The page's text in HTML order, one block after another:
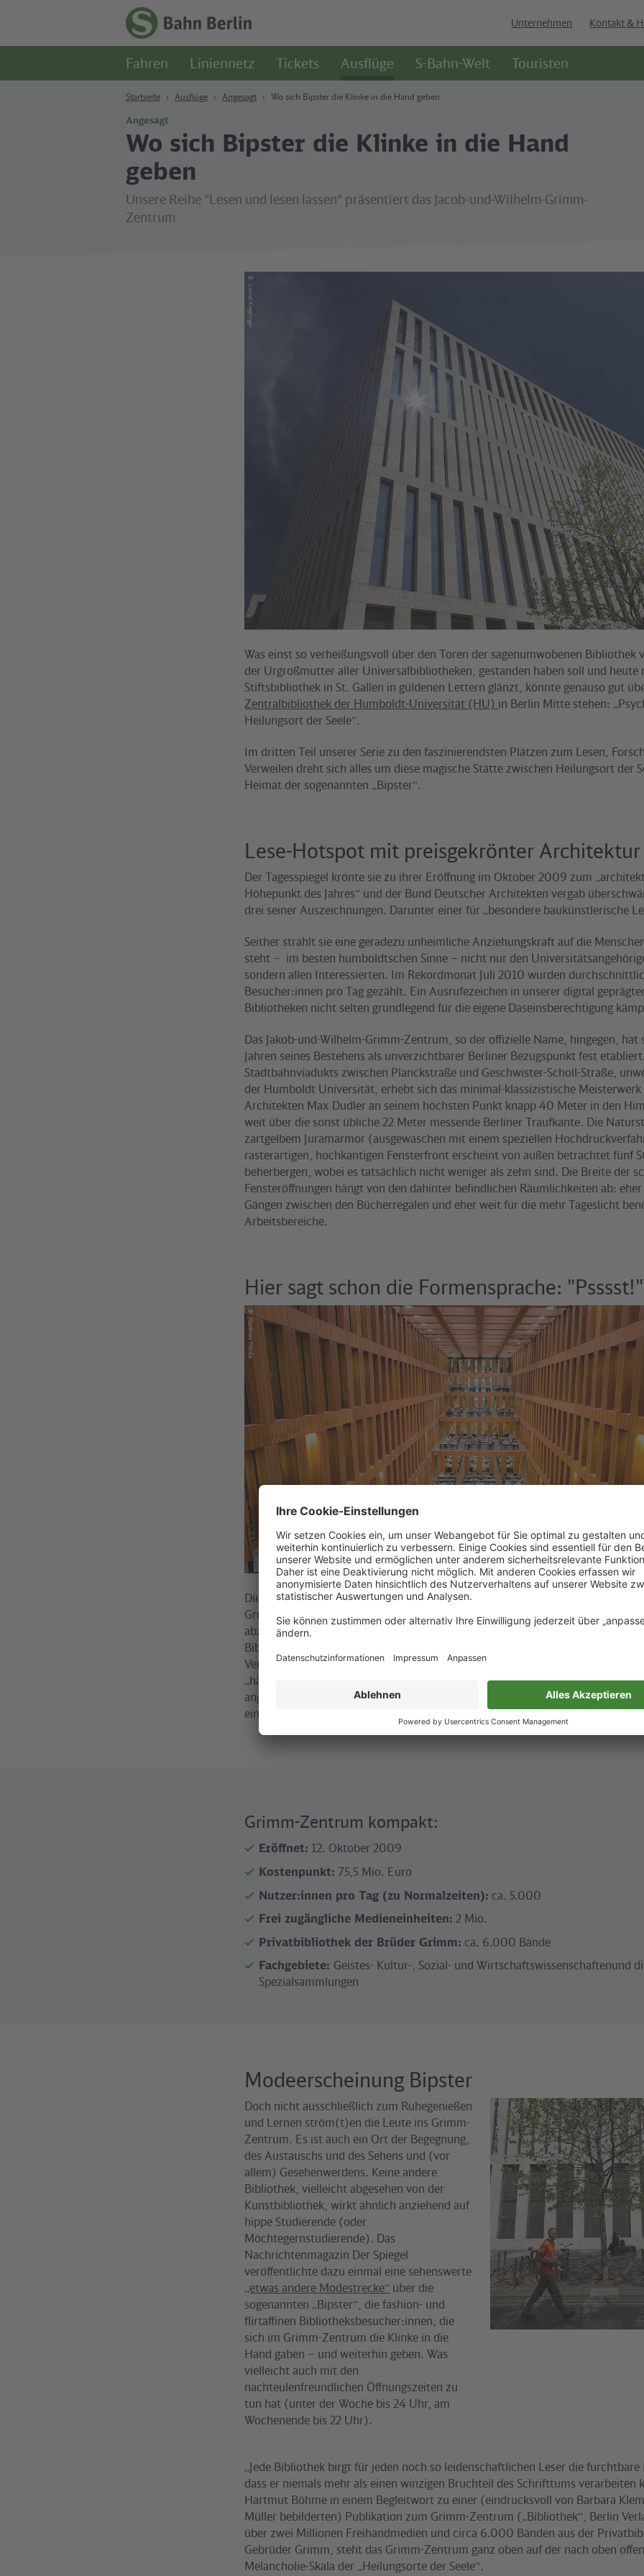
Zur
Startseite
-
S-
Bahn
Unternehmen Kontakt &
Fahren Liniennetz Tickets Ausflüge S-Bahn-Welt Touristen
Startseite Ausflüge Angesagt Wo sich Bipster die Klinke in die Hand geben
Angesagt
Wo sich Bipster die Klinke in die Hand
geben
Unsere Reihe "Lesen und lesen lassen" präsentiert das Jacob-und-Wilhelm-Grimm-
Zentrum
©
Lionel Kreglinger
Was einst so verheißungsvoll über den Toren der sagenumwobenen Bibliothek
der Urgroßmutter aller Universalbibliotheken, gestanden haben soll und heute
Stiftsbibliothek in St. Gallen in güldenen Lettern glänzt, könnte genauso gut
Zentralbibliothek der Humboldt-Universität (HU) in Berlin Mitte stehen:
Heilungsort der Seele“.
Im dritten Teil unserer Serie zu den faszinierendsten Plätzen zum Lesen,
Verweilen dreht sich alles um diese magische Stätte zwischen Heilungsort der
Heimat der sogenannten „Bipster“.
Lese-Hotspot mit preisgekrönter Architektur
Der Tagesspiegel krönte sie zu ihrer Eröffnung im Oktober 2009 zum
Höhepunkt des Jahres“ und der Bund Deutscher Architekten vergab
drei seiner Auszeichnungen. Darunter einer für „besondere baukünstlerische
Seither strahlt sie eine geradezu unheimliche Anziehungskraft auf die
steht – im besten humboldtschen Sinne – nicht nur den
sondern allen Interessierten. Im Rekordmonat Juli 2010 wurden
Besucher:innen pro Tag gezählt. Ein Ausrufezeichen in unserer digital
Bibliotheken nicht selten grundlegend für die eigene Daseinsberechtigung
Das Jakob-und-Wilhelm-Grimm-Zentrum, so der offizielle Name, hingegen, hat
Jahren seines Bestehens als unverzichtbarer Berliner Bezugspunkt fest
Stadtbahnviadukts zwischen Planckstraße und Geschwister-Scholl-Straße,
der Humboldt Universität, erhebt sich das minimal-klassizistische Meisterwerk
Architekten Max Dudler an seinem höchsten Punkt knapp 40 Meter in den
weit über die sonst übliche 22 Meter messende Berliner Traufkante. Die
zartgelbem Juramarmor (ausgewaschen mit einem speziellen
rasterartigen, hochkantigen Fensterfront erscheint von außen betrachtet fünf
beherbergen, wobei es tatsächlich nicht weniger als zehn sind. Die Breite der
Fensteröffnungen hängt von den dahinter befindlichen Räumlichkeiten ab:
Gängen zwischen den Bücherregalen und eher weit für die mehr Tageslicht
Arbeitsbereiche.
Hier sagt schon die Formensprache: "Psssst!"
©
Matthias Heyde
Die klare geometrische Formensprache setzt sich im Inneren fort und die
Grundidee hinter dem Gebäude, die Versöhnung der Gegensätze, ist wohl am
abzulesen am Hauptlesesaal. Er erinnert nicht von ungefähr an die großen
Bibliothekssäle des 19. Jahrhunderts oder an die Pariser Nationalbibliothek
Vergangenheit so in unsere moderne Zeit. Zugleich zentral und dezentral
„hängenden Gärten“ des großen Lesesaals, um den die Arbeitsplätze
angeordnet sind, das Herzstück der Bibliothek. Alles an diesem Bauwerk strahlt
einem laut Max Dudler wesentlichen Merkmal der Architektur von
Grimm-Zentrum kompakt:
Eröffnet: 12. Oktober 2009
Kostenpunkt: 75,5 Mio. Euro
Nutzer:innen pro Tag (zu Normalzeiten): ca. 5.000
Frei zugängliche Medieneinheiten: 2 Mio.
Privatbibliothek der Brüder Grimm: ca. 6.000 Bände
Fachgebiete: Geistes- Kultur-, Sozial- und Wirtschaftswissenschaftenund
Spezialsammlungen
Modeerscheinung Bipster
©
Lionel Kreglinger
Doch nicht ausschließlich zum Ruhegenießen
und Lernen ström(t)en die Leute ins Grimm-
Zentrum. Es ist auch ein Ort der Begegnung,
des Austauschs und des Sehens und (vor
allem) Gesehenwerdens. Keine andere
Bibliothek, vielleicht abgesehen von der
Kunstbibliothek, wirkt ähnlich anziehend auf
hippe Studierende (oder
Möchtegernstudierende). Das
Nachrichtenmagazin Der Spiegel
veröffentlichte dazu einmal eine sehenswerte
„etwas andere Modestrecke“ über die
sogenannten „Bipster“, die fashion- und
flirtaffinen Bibliotheksbesucher:innen, die
sich im Grimm-Zentrum die Klinke in die
Hand gaben – und weiterhin geben. Was
vielleicht auch mit den
nachteulenfreundlichen Öffnungszeiten zu
tun hat (unter der Woche bis 24 Uhr, am
Wochenende bis 22 Uhr).
„Jede Bibliothek birgt für jeden noch so leidenschaftlichen Leser die furchtbare
dass er niemals mehr als einen winzigen Bruchteil des Schrifttums verarbeiten
Hartmut Böhme in einem Begleitwort zu einer (eindrucksvoll von Barbara
Müller bebilderten) Publikation zum Grimm-Zentrum („Bibliothek“, Berlin
über zwei Millionen Freihandmedien und circa 6.000 Bänden aus der
Gebrüder Grimm, steht das Grimm-Zentrum ganz oben auf der nach oben
Melancholie-Skala der „Heilungsorte der Seele“.